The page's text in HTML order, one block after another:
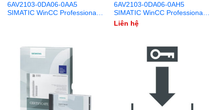
6AV2103-0DA06-0AA5
SIMATIC WinCC Professional
6AV2103-0DA06-0AH5
SIMATIC WinCC Professional
512 PowerTags V16 Download
Liên hệ